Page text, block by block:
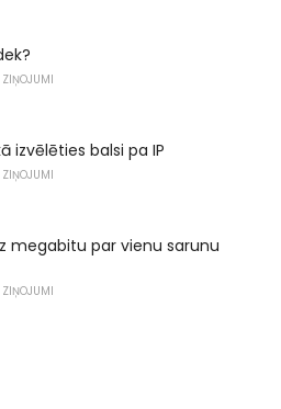
izvēlēties balsi pa IP
megabitu par vienu sarunu